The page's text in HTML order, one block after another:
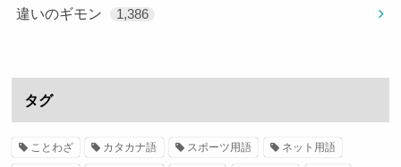
違いのギモン 1,386
タグ
ことわざ カタカナ語 スポーツ用語 ネット用語